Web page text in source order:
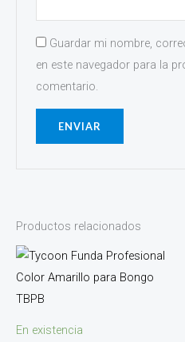
Guardar mi nombre,
en este navegador para la
comentario.
Productos relacionados
En existencia